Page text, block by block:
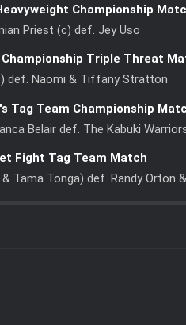
Championship
Priest (c) def. Jey Uso
Championship Triple Threat
def. Naomi & Tiffany Stratton
Tag Team Championship
Belair def. The Kabuki
Fight Tag Team Match
Tama Tonga) def. Randy Orton